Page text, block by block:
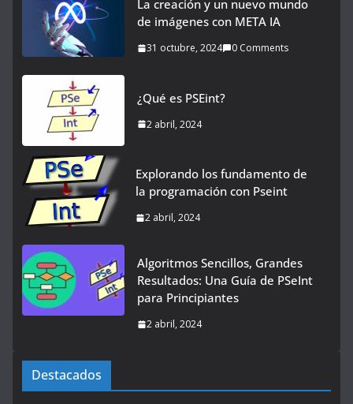
La creación y un nuevo mundo
de imágenes con META IA
31 octubre, 2024 0 Comments
¿Qué es PSEint?
2 abril, 2024
Explorando los fundamento de
la programación con Pseint
2 abril, 2024
Algoritmos Sencillos, Grandes
Resultados: Una Guía de PSeInt
para Principiantes
2 abril, 2024
Destacados